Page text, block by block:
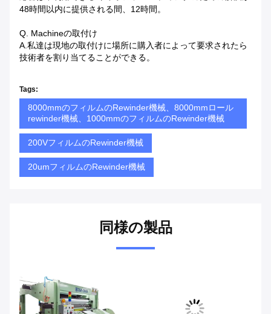
48時間以内に提供される間、12時間。
Q. Machineの取付け
A.私達は現地の取付けに場所に購入者によって要求されたら
技術者を割り当てることができる。
Tags:
8000mmのフィルムのRewinder機械、8000mmロール
rewinder機械、1000mmのフィルムのRewinder機械
200VフィルムのRewinder機械
20umフィルムのRewinder機械
同様の製品